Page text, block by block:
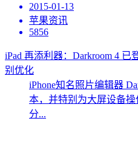
2015-01-13
苹果资讯
5856
iPad 再添利器：Darkroom 4 已
别优化
iPhone知名照片编辑器
本，并特别为大屏设备
分...